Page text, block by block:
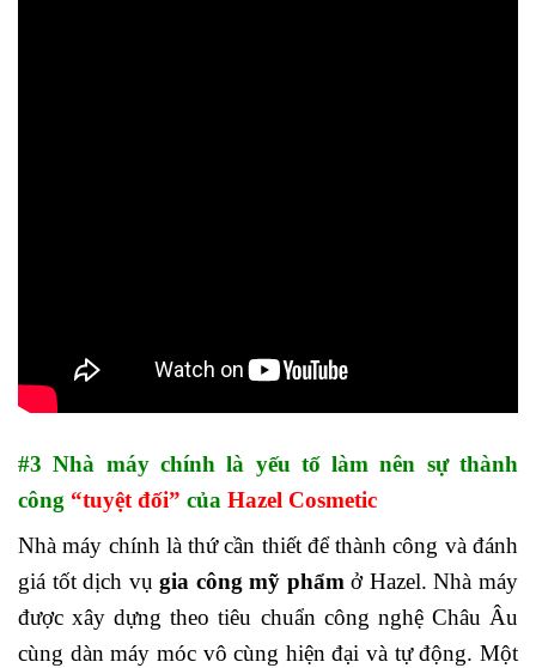
#3 Nhà máy chính là yếu tố làm nên sự thành
công “tuyệt đối” của Hazel Cosmetic
Nhà máy chính là thứ cần thiết để thành công và đánh
giá tốt dịch vụgia công mỹ phẩm ở Hazel. Nhà máy
được xây dựng theo tiêu chuẩn công nghệ Châu Âu
cùng dàn máy móc vô cùng hiện đại và tự động. Một